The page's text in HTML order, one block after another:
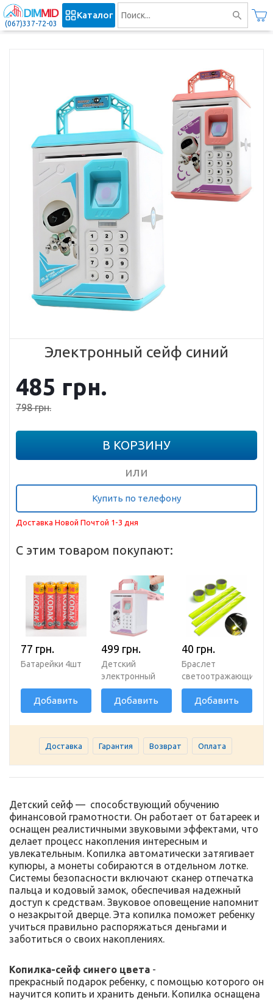
(067)337-72-03
Каталог
Электронный сейф синий
485 грн.
798грн.
В КОРЗИНУ
или
Купить по телефону
Доставка Новой Почтой 1-3 дня
С этим товаром покупают:
77 грн.
Батарейки 4шт
Добавить
499 грн.
Детский
электронный
сейф-копилка
розовый
Добавить
40 грн.
Браслет
светоотражающий
салатовый
30х3см
Добавить
Доставка Гарантия Возврат Оплата
Детский сейф — способствующий обучению
финансовой грамотности. Он работает от батареек и
оснащен реалистичными звуковыми эффектами, что
делает процесс накопления интересным и
увлекательным. Копилка автоматически затягивает
купюры, а монеты собираются в отдельном лотке.
Системы безопасности включают сканер отпечатка
пальца и кодовый замок, обеспечивая надежный
доступ к средствам. Звуковое оповещение напомнит
о незакрытой дверце. Эта копилка поможет ребенку
учиться правильно распоряжаться деньгами и
заботиться о своих накоплениях.
Копилка-сейф синего цвета -
прекрасный подарок ребенку, с помощью которого он
научится копить и хранить деньги. Копилка оснащена